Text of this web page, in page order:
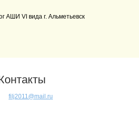
АШИ VI вида г. Альметьевск
filj2011@mail.ru